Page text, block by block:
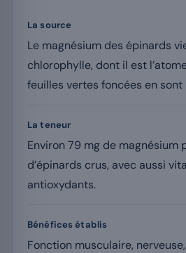
La source
Le magnésium des épinards
chlorophylle, dont il est
feuilles vertes foncées en sont
La teneur
Environ 79 mg de magnésium
d’épinards crus, avec aussi
antioxydants.
Bénéfices établis
Fonction musculaire,